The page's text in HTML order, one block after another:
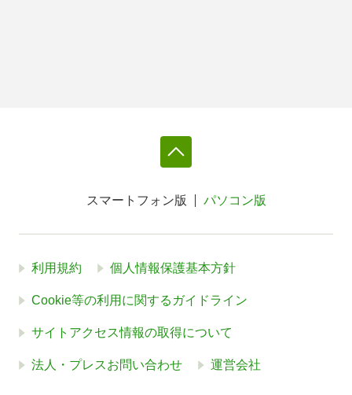
スマートフォン版 パソコン版
利用規約 個人情報保護基本方針
Cookie等の利用に関するガイドライン
サイトアクセス情報の取得について
法人・プレスお問い合わせ 運営会社